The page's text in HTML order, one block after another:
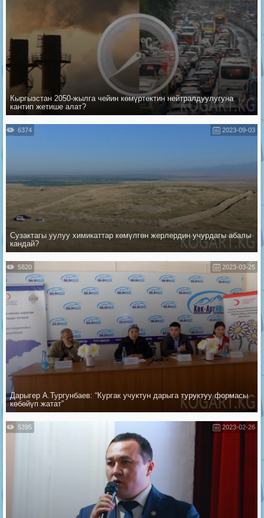
Кыргызстан 2050-жылга чейин көмүртектин нейтралдуулугуна
кантип жетише алат?
2023-09-03
6374
Сузактагы уулуу химикаттар көмүлгөн жерлердин учурдагы абалы
кандай?
2023-03-25
5820
Дарыгер А.Тургунбаев: “Кургак учуктун дарыга туруктуу формасы
көбөйүп жатат”
2023-02-26
5395